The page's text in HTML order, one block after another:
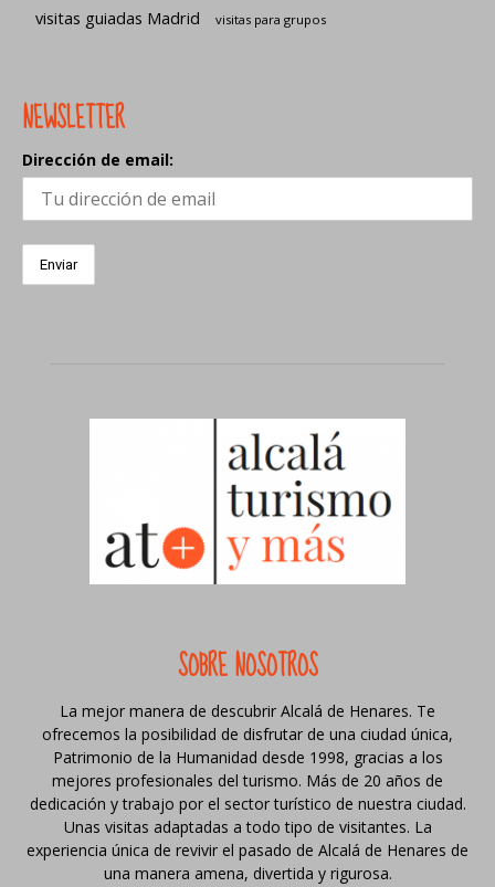
visitas guiadas Madrid visitas para grupos
NEWSLETTER
Dirección de email:
SOBRE NOSOTROS
La mejor manera de descubrir Alcalá de Henares. Te
ofrecemos la posibilidad de disfrutar de una ciudad única,
Patrimonio de la Humanidad desde 1998, gracias a los
mejores profesionales del turismo. Más de 20 años de
dedicación y trabajo por el sector turístico de nuestra ciudad.
Unas visitas adaptadas a todo tipo de visitantes. La
experiencia única de revivir el pasado de Alcalá de Henares de
una manera amena, divertida y rigurosa.